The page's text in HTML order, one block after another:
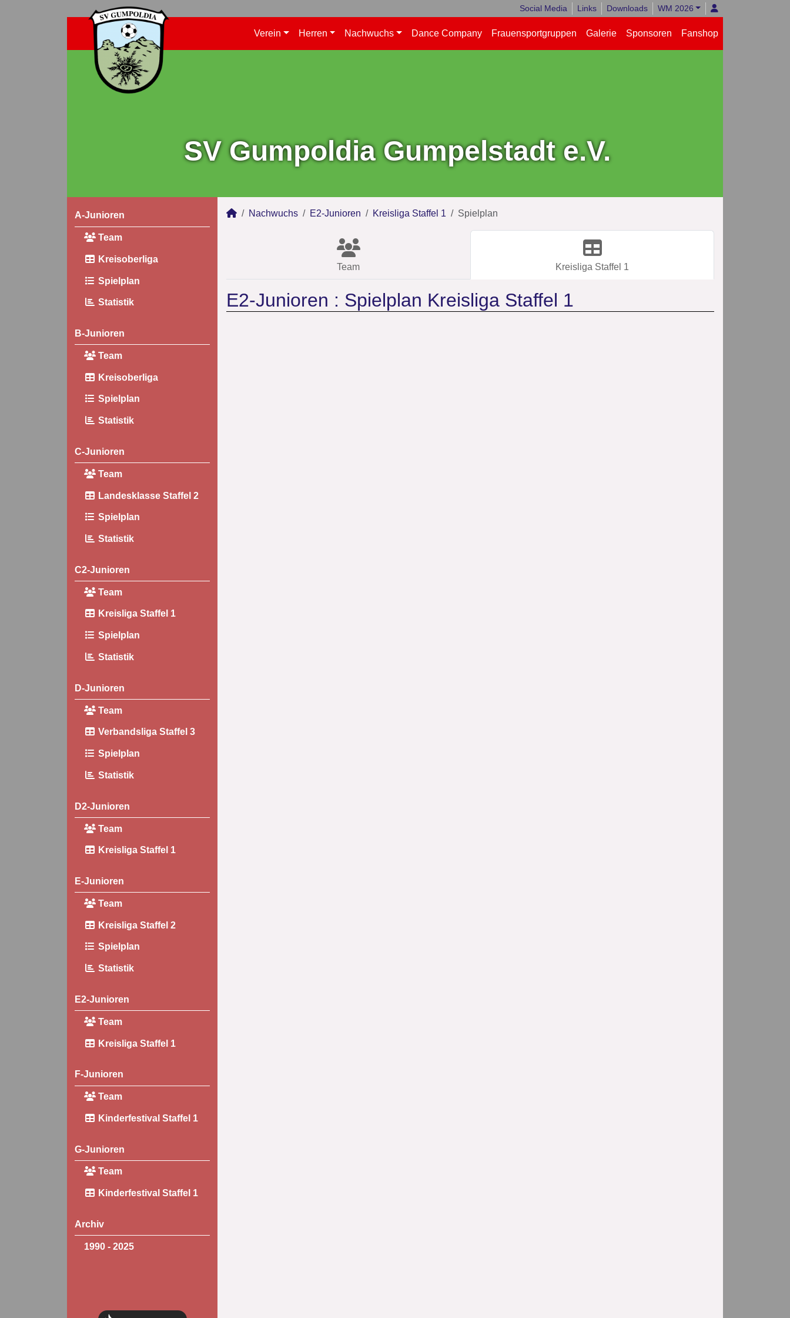
Social Media Links Downloads WM 2026
Verein Herren Nachwuchs Dance Company Frauensportgruppen Galerie Sponsoren Fanshop
SV Gumpoldia Gumpelstadt e.V.
A-Junioren
Team
Kreisoberliga
Spielplan
Statistik
B-Junioren
Team
Kreisoberliga
Spielplan
Statistik
C-Junioren
Team
Landesklasse Staffel 2
Spielplan
Statistik
C2-Junioren
Team
Kreisliga Staffel 1
Spielplan
Statistik
D-Junioren
Team
Verbandsliga Staffel 3
Spielplan
Statistik
D2-Junioren
Team
Kreisliga Staffel 1
E-Junioren
Team
Kreisliga Staffel 2
Spielplan
Statistik
E2-Junioren
Team
Kreisliga Staffel 1
F-Junioren
Team
Kinderfestival Staffel 1
G-Junioren
Team
Kinderfestival Staffel 1
Archiv
1990 - 2025
Nachwuchs E2-Junioren Kreisliga Staffel 1 Spielplan
Team Kreisliga Staffel 1
E2-Junioren : Spielplan Kreisliga Staffel 1